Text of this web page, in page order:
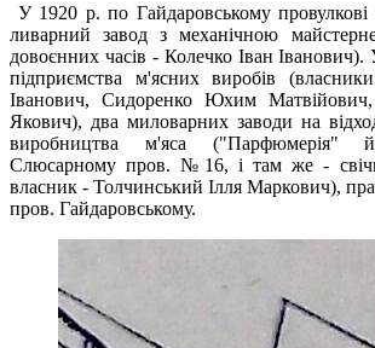
У 1920 р. по Гайдаровському провулкові
ливарний завод з механічною
довоєнних часів - Колечко Іван Іванович).
підприємства м'ясних виробів
Іванович, Сидоренко Юхим
Якович), два миловарних заводи на
виробництва м'яса
Слюсарному пров. №16, і там же -
власник - Толчинський Ілля Маркович),
пров. Гайдаровському.